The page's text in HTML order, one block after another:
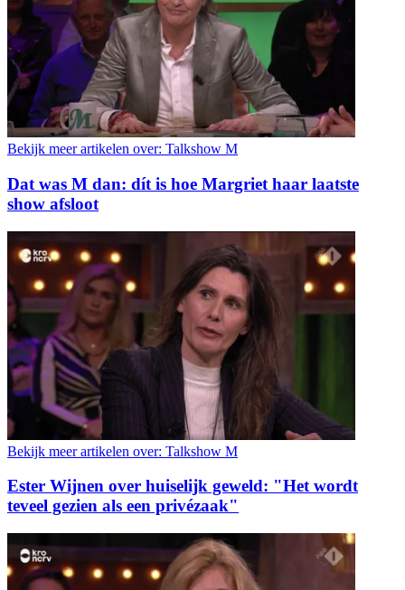
Bekijk meer artikelen over: Talkshow M
Dat was M dan: dít is hoe Margriet haar laatste
show afsloot
Bekijk meer artikelen over: Talkshow M
Ester Wijnen over huiselijk geweld: "Het wordt
teveel gezien als een privézaak"